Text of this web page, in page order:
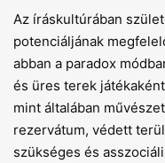
Az íráskultúrában
potenciáljának
abban a paradox
és üres terek
mint általában
rezervátum, védett
szükséges és